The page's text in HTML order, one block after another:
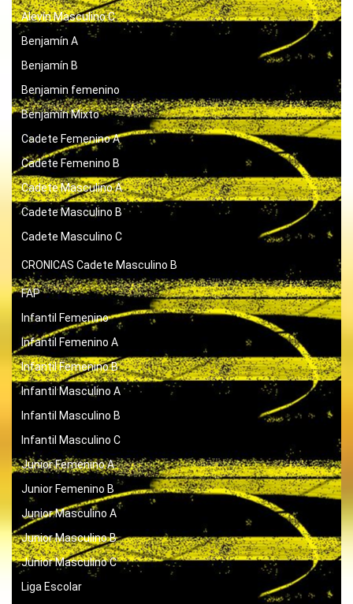
Alevín Masculino C
Benjamín A
Benjamín B
Benjamin femenino
Benjamín Mixto
Cadete Femenino A
Cadete Femenino B
Cadete Masculino A
Cadete Masculino B
Cadete Masculino C
CRONICAS Cadete Masculino B
FAP
Infantil Femenino
Infantil Femenino A
Infantil Femenino B
Infantil Masculino A
Infantil Masculino B
Infantil Masculino C
Junior Femenino A
Junior Femenino B
Junior Masculino A
Junior Masculino B
Junior Masculino C
Liga Escolar